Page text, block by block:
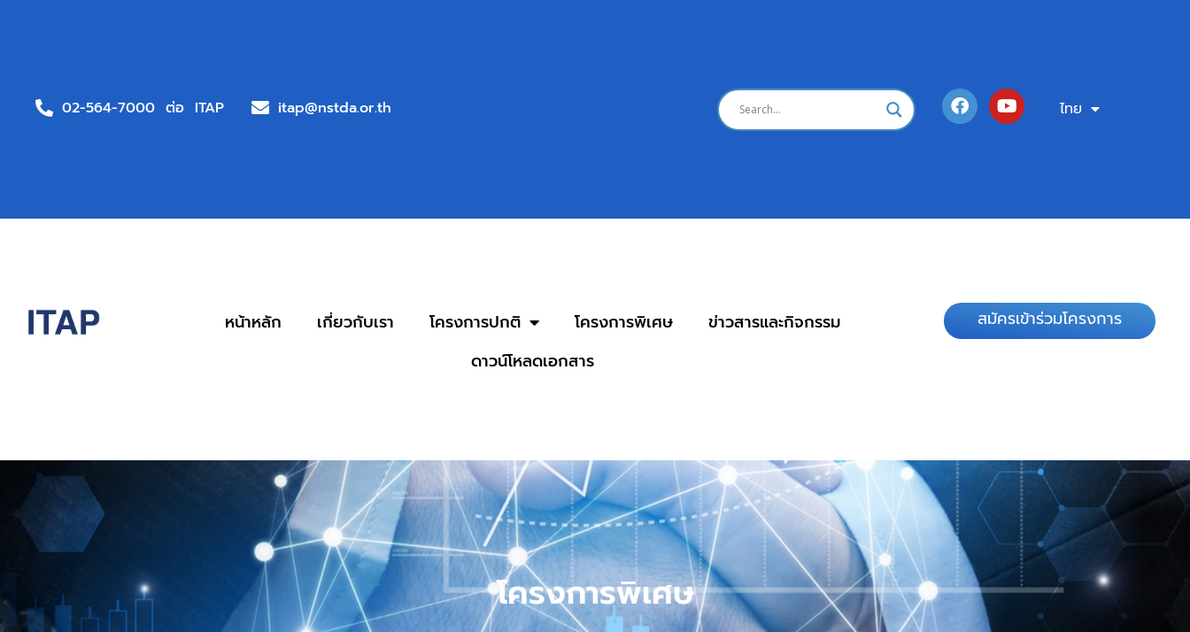
02-564-7000 ต่อ ITAP itap@nstda.or.th ไทย
English
หน้าหลัก เกี่ยวกับเรา โครงการปกติ โครงการพิเศษ
ข่าวสารและกิจกรรม
ดาวน์โหลดเอกสาร
สมัครเข้าร่วมโครงการ
โครงการพิเศษ